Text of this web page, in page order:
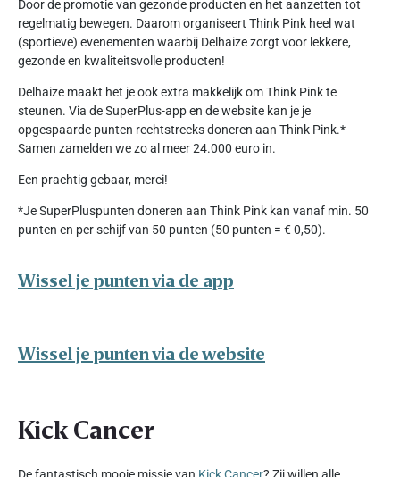
Door de promotie van gezonde producten en het aanzetten tot
regelmatig bewegen. Daarom organiseert Think Pink heel wat
(sportieve) evenementen waarbij Delhaize zorgt voor lekkere,
gezonde en kwaliteitsvolle producten!
Delhaize maakt het je ook extra makkelijk om Think Pink te
steunen. Via de SuperPlus-app en de website kan je je
opgespaarde punten rechtstreeks doneren aan Think Pink.*
Samen zamelden we zo al meer 24.000 euro in.
Een prachtig gebaar, merci!
*Je SuperPluspunten doneren aan Think Pink kan vanaf min. 50
punten en per schijf van 50 punten (50 punten = € 0,50).
Wissel je punten via de app
Wissel je punten via de website
Kick Cancer